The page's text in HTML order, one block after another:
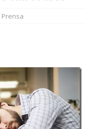
Prensa